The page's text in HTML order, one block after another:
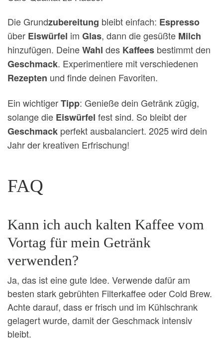
Die Grundzubereitung bleibt einfach: Espresso
über Eiswürfel im Glas, dann die gesüßte Milch
hinzufügen. DeineWahl des Kaffees bestimmt den
Geschmack. Experimentiere mit verschiedenen
Rezepten und finde deinen Favoriten.
Ein wichtigerTipp: Genieße dein Getränk zügig,
solange die Eiswürfel fest sind. So bleibt der
Geschmack perfekt ausbalanciert. 2025 wird dein
Jahr der kreativen Erfrischung!
FAQ
Kann ich auch kalten Kaffee vom
Vortag für mein Getränk
verwenden?
Ja, das ist eine gute Idee. Verwende dafür am
besten stark gebrühten Filterkaffee oder Cold Brew.
Achte darauf, dass er frisch und im Kühlschrank
gelagert wurde, damit der Geschmack intensiv
bleibt.